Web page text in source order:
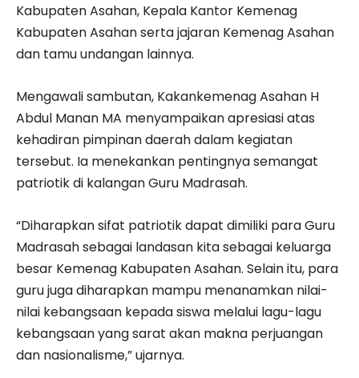
Kabupaten Asahan, Kepala Kantor Kemenag
Kabupaten Asahan serta jajaran Kemenag Asahan
dan tamu undangan lainnya.
Mengawali sambutan, Kakankemenag Asahan H
Abdul Manan MA menyampaikan apresiasi atas
kehadiran pimpinan daerah dalam kegiatan
tersebut. Ia menekankan pentingnya semangat
patriotik di kalangan Guru Madrasah.
“Diharapkan sifat patriotik dapat dimiliki para Guru
Madrasah sebagai landasan kita sebagai keluarga
besar Kemenag Kabupaten Asahan. Selain itu, para
guru juga diharapkan mampu menanamkan nilai-
nilai kebangsaan kepada siswa melalui lagu-lagu
kebangsaan yang sarat akan makna perjuangan
dan nasionalisme,” ujarnya.